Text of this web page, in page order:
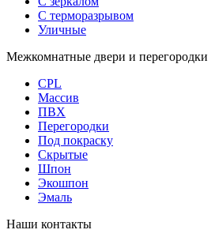
С терморазрывом
Уличные
Межкомнатные двери и перегородки
CPL
Массив
ПВХ
Перегородки
Под покраску
Скрытые
Шпон
Экошпон
Эмаль
Наши контакты